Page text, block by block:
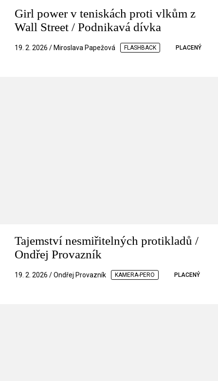
Girl power v teniskách proti vlkům z
Wall Street / Podnikavá dívka
19. 2. 2026 / Miroslava Papežová FLASHBACK PLACENÝ
Tajemství nesmiřitelných protikladů /
Ondřej Provazník
19. 2. 2026 / Ondřej Provazník KAMERA-PERO PLACENÝ